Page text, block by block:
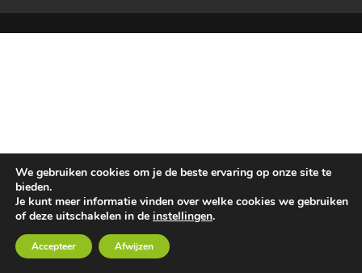
We gebruiken cookies om je de beste ervaring op onze site te
bieden.
Je kunt meer informatie vinden over welke cookies we gebruiken
of deze uitschakelen in de instellingen.
Accepteer Afwijzen